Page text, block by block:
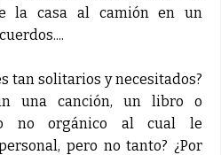
la casa al camión en un
tan solitarios y necesitados?
una canción, un libro o
no orgánico al cual le
pero no tanto? ¿Por